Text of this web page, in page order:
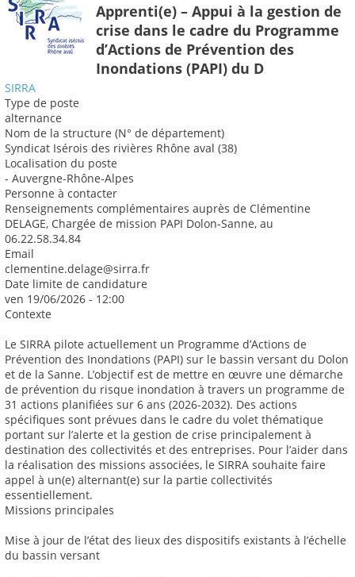
Apprenti(e) – Appui à la gestion de
crise dans le cadre du Programme
d’Actions de Prévention des
Inondations (PAPI) du D
SIRRA
Type de poste
alternance
Nom de la structure (N° de département)
Syndicat Isérois des rivières Rhône aval (38)
Localisation du poste
- Auvergne-Rhône-Alpes
Personne à contacter
Renseignements complémentaires auprès de Clémentine
DELAGE, Chargée de mission PAPI Dolon-Sanne, au
06.22.58.34.84
Email
clementine.delage@sirra.fr
Date limite de candidature
ven 19/06/2026 - 12:00
Contexte
Le SIRRA pilote actuellement un Programme d’Actions de
Prévention des Inondations (PAPI) sur le bassin versant du Dolon
et de la Sanne. L’objectif est de mettre en œuvre une démarche
de prévention du risque inondation à travers un programme de
31 actions planifiées sur 6 ans (2026-2032). Des actions
spécifiques sont prévues dans le cadre du volet thématique
portant sur l’alerte et la gestion de crise principalement à
destination des collectivités et des entreprises. Pour l’aider dans
la réalisation des missions associées, le SIRRA souhaite faire
appel à un(e) alternant(e) sur la partie collectivités
essentiellement.
Missions principales
Mise à jour de l’état des lieux des dispositifs existants à l’échelle
du bassin versant